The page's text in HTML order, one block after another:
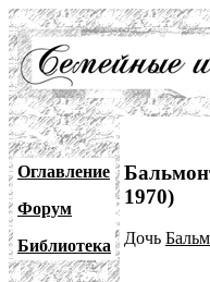
Оглавление
Форум
Библиотека
1970)
Дочь